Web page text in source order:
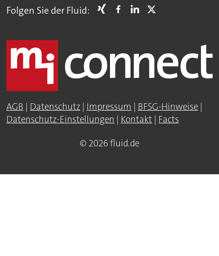
Folgen Sie der Fluid:
AGB | Datenschutz | Impressum | BFSG-Hinweise |
Datenschutz-Einstellungen | Kontakt | Facts
© 2026 fluid.de